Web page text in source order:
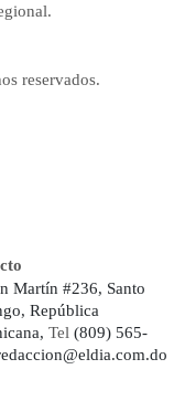
reservados.
Martín #236, Santo
República
Tel (809) 565-